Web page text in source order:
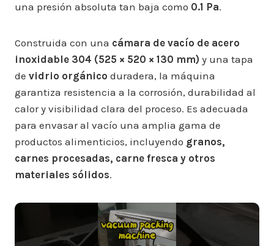
una presión absoluta tan baja como 0.1 Pa.
Construida con una cámara de vacío de acero
inoxidable 304 (525 × 520 × 130 mm) y una tapa
de vidrio orgánico duradera, la máquina
garantiza resistencia a la corrosión, durabilidad al
calor y visibilidad clara del proceso. Es adecuada
para envasar al vacío una amplia gama de
productos alimenticios, incluyendo granos,
carnes procesadas, carne fresca y otros
materiales sólidos.